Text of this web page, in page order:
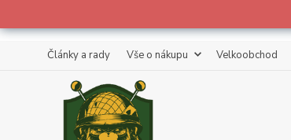
Články a rady Vše o nákupu Velkoobchod